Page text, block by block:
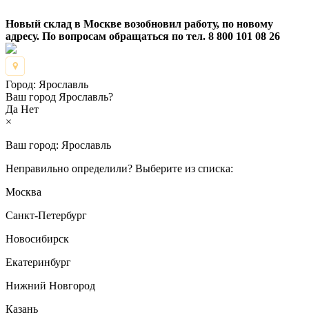
Новый склад в Москве возобновил работу, по новому
адресу. По вопросам обращаться по тел. 8 800 101 08 26
Город: Ярославль
Ваш город Ярославль?
Да Нет
×
Ваш город: Ярославль
Неправильно определили? Выберите из списка:
Москва
Санкт-Петербург
Новосибирск
Екатеринбург
Нижний Новгород
Казань